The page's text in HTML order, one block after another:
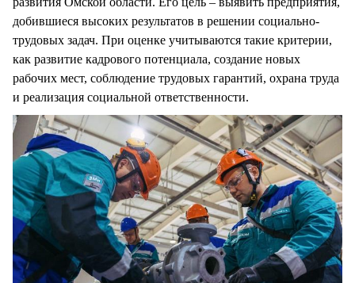
добившиеся высоких результатов в решении социально-
трудовых задач. При оценке учитываются такие критерии,
как развитие кадрового потенциала, создание новых
рабочих мест, соблюдение трудовых гарантий, охрана труда
и реализация социальной ответственности.